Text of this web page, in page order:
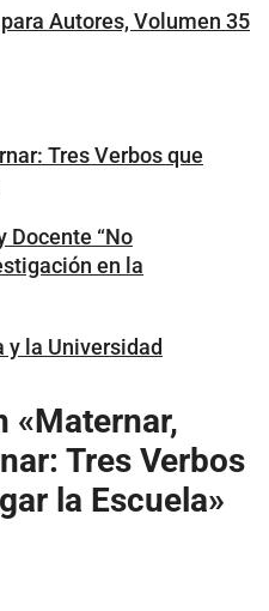
Autores, Volumen 35
Tres Verbos que
Docente “No
en la
la Universidad
«Maternar,
Tres Verbos
la Escuela»